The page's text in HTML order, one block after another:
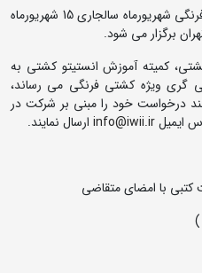
اولین دوره تربیت مربی، ویژه کشتی فرنگی شهریورماه سالجاری 15 شهریورماه
برگزار می شود.
کمیته آموزش انستیتو کشتی به
گری ویژه کشتی فرنگی می رساند،
درخواست خود را مبنی بر شرکت در
info@iwii.ir ارسال نمایند.